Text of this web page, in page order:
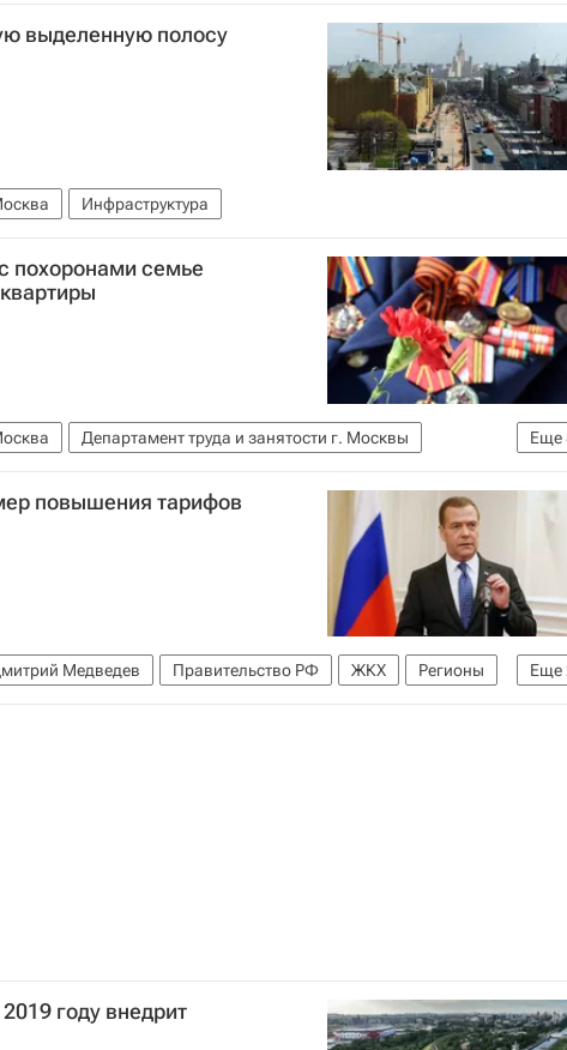
выделенную полосу
Инфраструктура
похоронами семье
Еще
Департамент труда и занятости г. Москвы
управление Следственного комитета по Москве
Квартира Недвижимость Россия
повышения тарифов
Еще
Медведев Правительство РФ ЖКХ
Регионы
году внедрит